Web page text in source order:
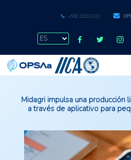
+506 2216 0222
Midagri impulsa una producción
a través de aplicativo para